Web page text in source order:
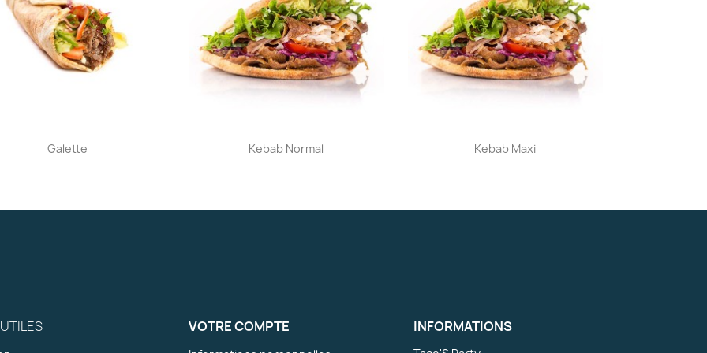
Aperçu rapide
Galette Aperçu rapide
Kebab Normal Aperçu rapide
Kebab Maxi
VOTRE COMPTE INFORMATIONS